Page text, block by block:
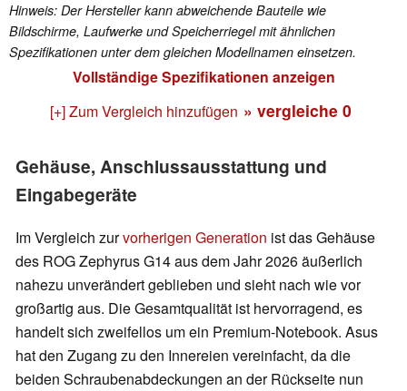
Hinweis: Der Hersteller kann abweichende Bauteile wie
Bildschirme, Laufwerke und Speicherriegel mit ähnlichen
Spezifikationen unter dem gleichen Modellnamen einsetzen.
Vollständige Spezifikationen anzeigen
[+] Zum Vergleich hinzufügen » vergleiche 0
Gehäuse, Anschlussausstattung und
Eingabegeräte
Im Vergleich zurvorherigen Generation ist das Gehäuse
des ROG Zephyrus G14 aus dem Jahr 2026 äußerlich
nahezu unverändert geblieben und sieht nach wie vor
großartig aus. Die Gesamtqualität ist hervorragend, es
handelt sich zweifellos um ein Premium-Notebook. Asus
hat den Zugang zu den Innereien vereinfacht, da die
beiden Schraubenabdeckungen an der Rückseite nun